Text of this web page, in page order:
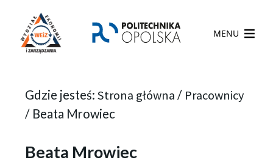
MENU
Gdzie jesteś: Strona główna / Pracownicy
/ Beata Mrowiec
Beata Mrowiec